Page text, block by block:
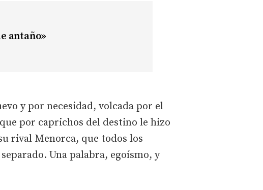
antaño»
y por necesidad, volcada por el
por caprichos del destino le hizo
rival Menorca, que todos los
Una palabra, egoísmo, y